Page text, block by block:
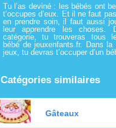
Tu l’as deviné : les bébés ont
t’occupes d’eux. Et il ne faut
en prendre soin, il faut aussi
leur apprendre les choses.
catégorie, tu trouveras tous
bébé de jeuxenfants.fr. Dans la
jeux, tu devras t’occuper d’un
Catégories similaires
Gâteaux